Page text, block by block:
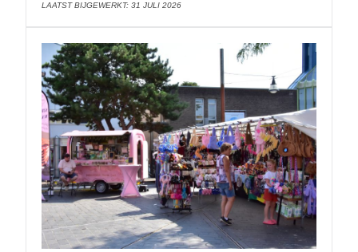
LAATST BIJGEWERKT: 31 JULI 2026